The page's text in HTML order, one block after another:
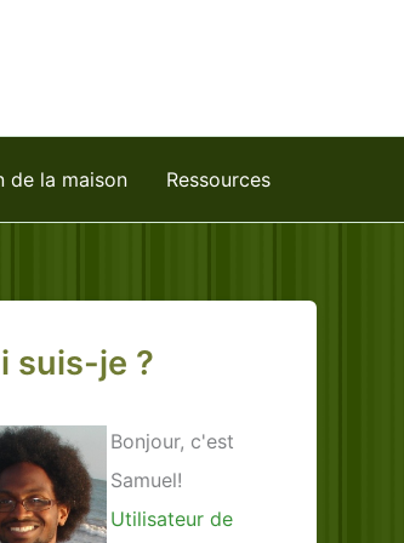
de la maison Ressources
suis-je ?
Bonjour, c'est
Samuel!
Utilisateur de